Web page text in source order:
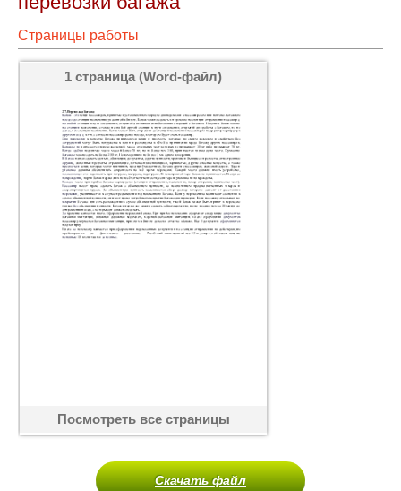
Страницы работы
1 страница (Word-файл)
Посмотреть все страницы
Скачать файл